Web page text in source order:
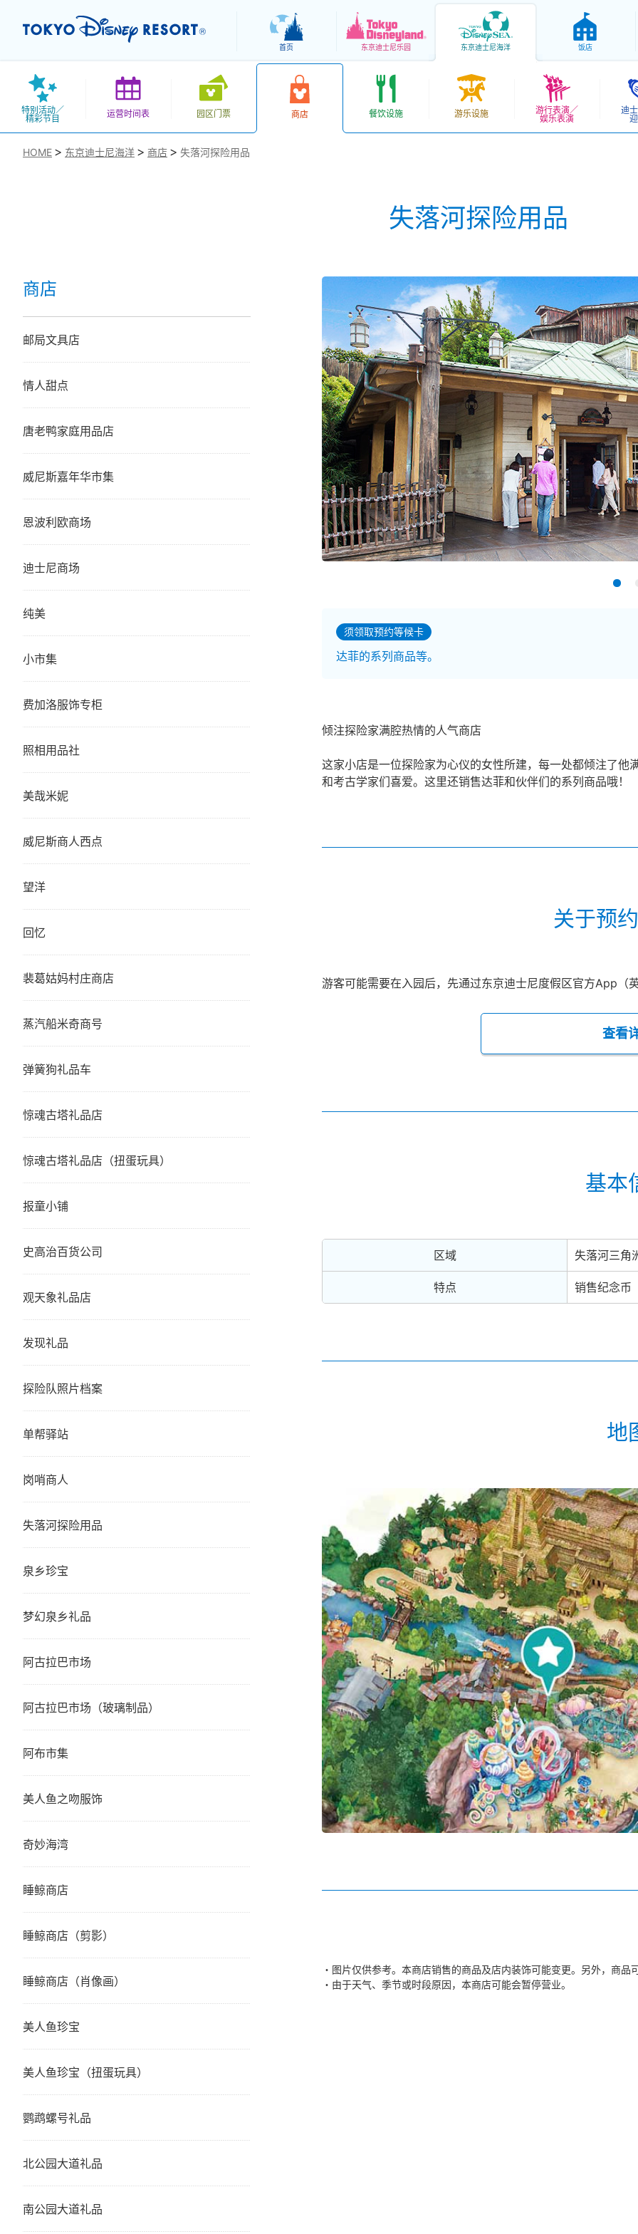
首页 东京迪士尼乐园 东京迪士尼海洋 饭店
特别活动／
精彩节目
运营时间表 园区门票 商店 餐饮设施 游乐设施
游行表演／
娱乐表演
迪
HOME 东京迪士尼海洋 商店 失落河探险用品
失落河探险用品
须领取预约等候卡
达菲的系列商品等。
倾注探险家满腔热情的人气商店
这家小店是一位探险家为心仪的女性所建，每一处都倾注了
和考古学家们喜爱。这里还销售达菲和伙伴们的系列商品哦！
关于预
游客可能需要在入园后，先通过东京迪士尼度假区官方App（
查看
基本
区域 失落河三角
特点 销售纪念币
地
图片仅供参考。本商店销售的商品及店内装饰可能变更。另外，商品
由于天气、季节或时段原因，本商店可能会暂停营业。
商店
邮局文具店
情人甜点
唐老鸭家庭用品店
威尼斯嘉年华市集
恩波利欧商场
迪士尼商场
纯美
小市集
费加洛服饰专柜
照相用品社
美哉米妮
威尼斯商人西点
望洋
回忆
裴葛姑妈村庄商店
蒸汽船米奇商号
弹簧狗礼品车
惊魂古塔礼品店
惊魂古塔礼品店（扭蛋玩具）
报童小铺
史高治百货公司
观天象礼品店
发现礼品
探险队照片档案
单帮驿站
岗哨商人
失落河探险用品
泉乡珍宝
梦幻泉乡礼品
阿古拉巴市场
阿古拉巴市场（玻璃制品）
阿布市集
美人鱼之吻服饰
奇妙海湾
睡鲸商店
睡鲸商店（剪影）
睡鲸商店（肖像画）
美人鱼珍宝
美人鱼珍宝（扭蛋玩具）
鹦鹉螺号礼品
北公园大道礼品
南公园大道礼品